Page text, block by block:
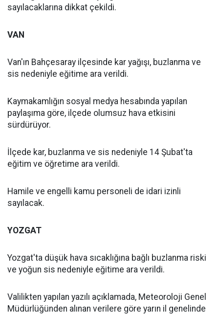
sayılacaklarına dikkat çekildi.
VAN
Van'ın Bahçesaray ilçesinde kar yağışı, buzlanma ve
sis nedeniyle eğitime ara verildi.
Kaymakamlığın sosyal medya hesabında yapılan
paylaşıma göre, ilçede olumsuz hava etkisini
sürdürüyor.
İlçede kar, buzlanma ve sis nedeniyle 14 Şubat'ta
eğitim ve öğretime ara verildi.
Hamile ve engelli kamu personeli de idari izinli
sayılacak.
YOZGAT
Yozgat'ta düşük hava sıcaklığına bağlı buzlanma riski
ve yoğun sis nedeniyle eğitime ara verildi.
Valilikten yapılan yazılı açıklamada, Meteoroloji Genel
Müdürlüğünden alınan verilere göre yarın il genelinde